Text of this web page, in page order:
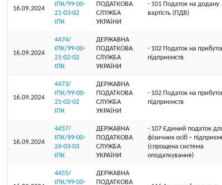
16.09.2024
ІПК/99-00-
21-03-02
ІПК
ПОДАТКОВА
СЛУЖБА
УКРАЇНИ
- 101 Податок на додану
вартість (ПДВ)
16.09.2024
4474/
ІПК/99-00-
21-02-02
ІПК
ДЕРЖАВНА
ПОДАТКОВА
СЛУЖБА
УКРАЇНИ
- 102 Податок на
підприємств
16.09.2024
4473/
ІПК/99-00-
21-02-02
ІПК
ДЕРЖАВНА
ПОДАТКОВА
СЛУЖБА
УКРАЇНИ
- 102 Податок на
підприємств
16.09.2024
4457/
ІПК/99-00-
24-03-03
ІПК
ДЕРЖАВНА
ПОДАТКОВА
СЛУЖБА
УКРАЇНИ
- 107 Єдиний податок
фізичних осіб –
(спрощена система
оподаткування)
4455/
ІПК/99-00-
ДЕРЖАВНА
ПОДАТКОВА